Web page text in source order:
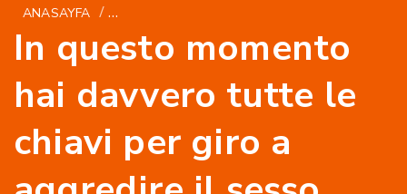
ANASAYFA / BRIDESCONFIDENTIAL.COM IT+SPOSA-PER-
In questo momento
hai davvero tutte le
chiavi per giro a